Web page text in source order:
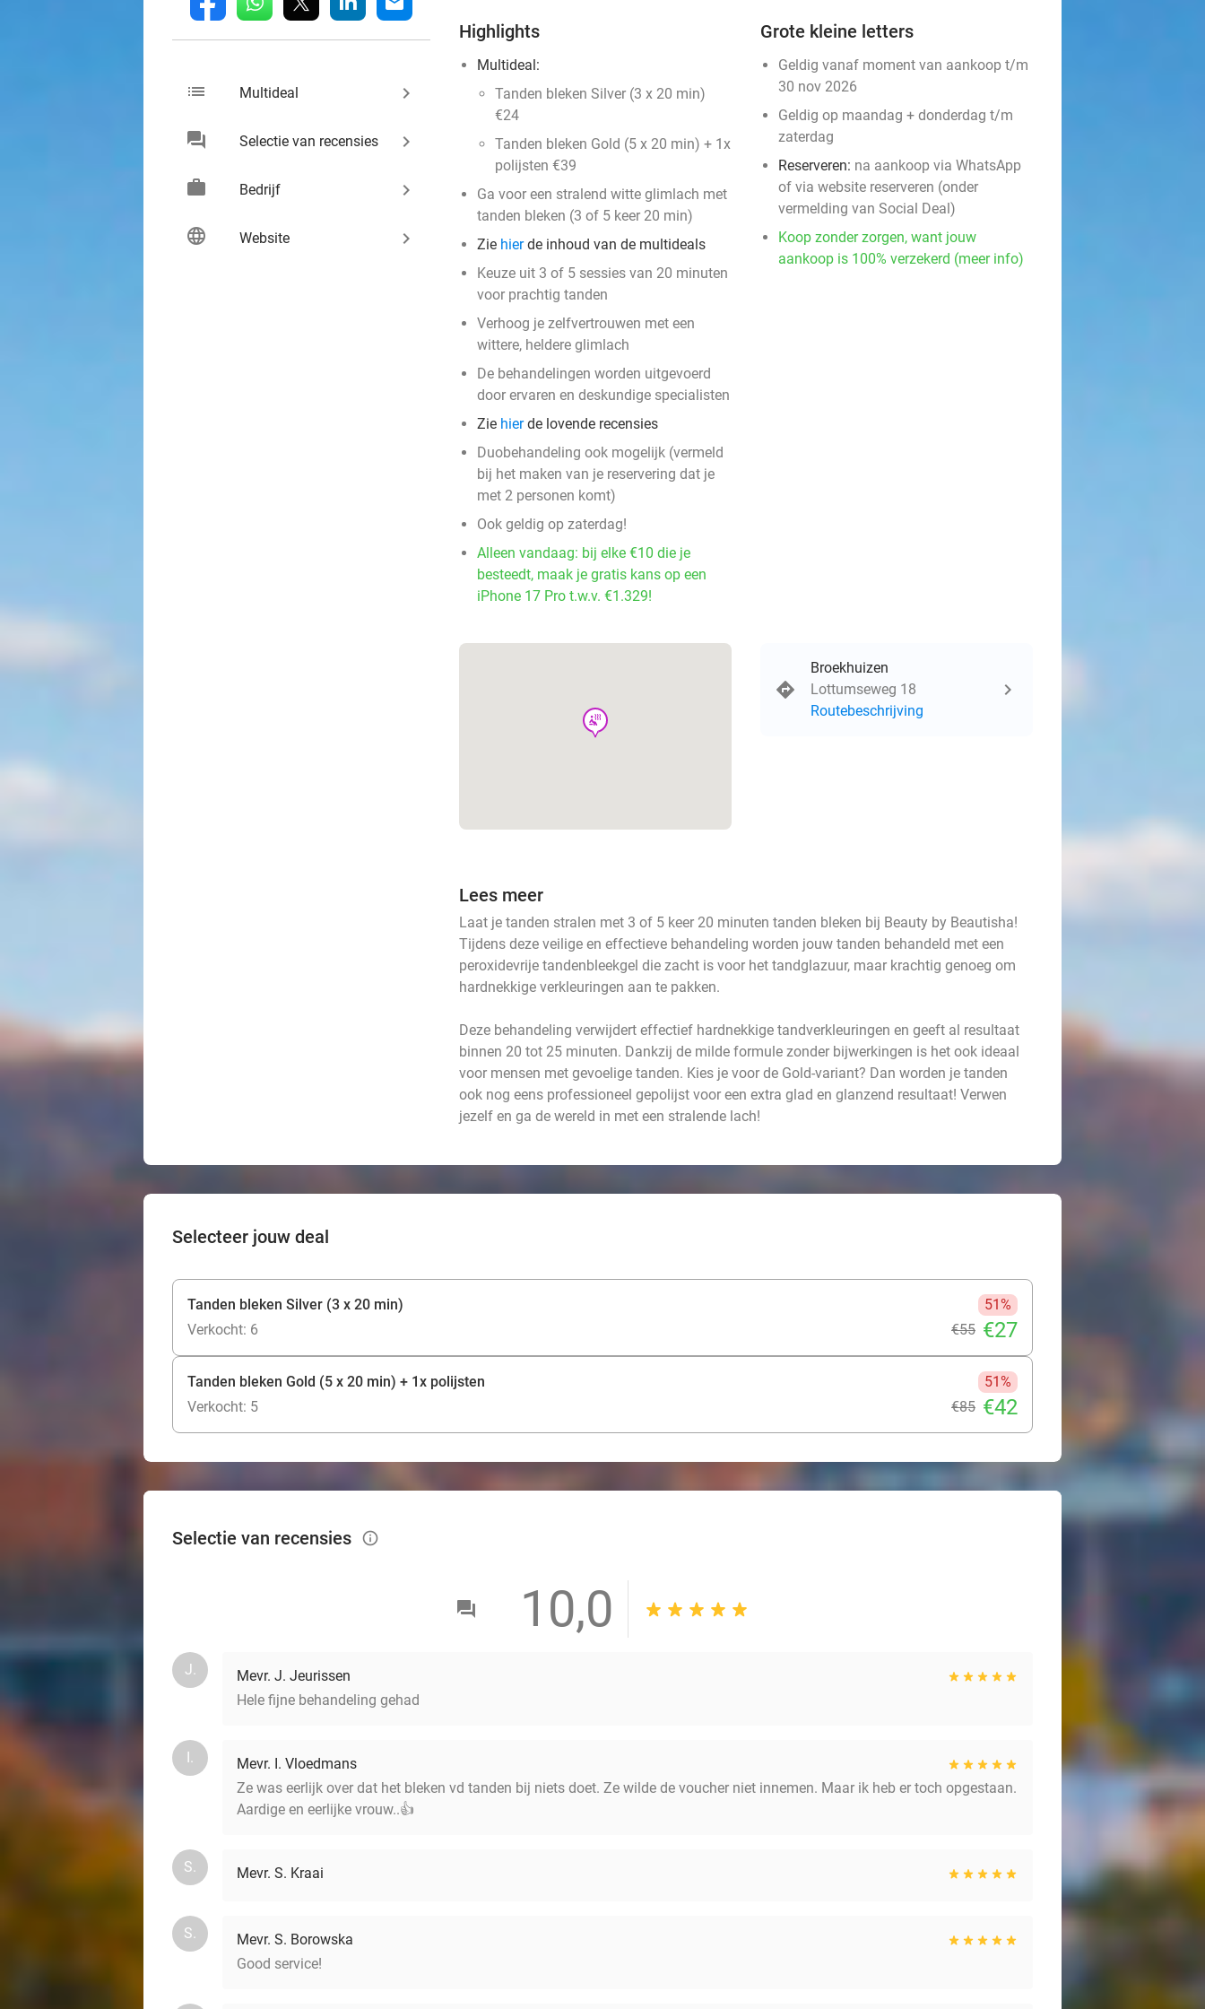
fb
list Multideal keyboard_arrow_right
chat Selectie van recensies keyboard_arrow_right
work Bedrijf keyboard_arrow_right
language Website keyboard_arrow_right
Highlights
Multideal:
Tanden bleken Silver (3 x 20 min)
€24
Tanden bleken Gold (5 x 20 min) + 1x
polijsten €39
Ga voor een stralend witte glimlach met
tanden bleken (3 of 5 keer 20 min)
Zie hierde inhoud van de multideals
Keuze uit 3 of 5 sessies van 20 minuten
voor prachtig tanden
Verhoog je zelfvertrouwen met een
wittere, heldere glimlach
De behandelingen worden uitgevoerd
door ervaren en deskundige specialisten
Zie hierde lovende recensies
Duobehandeling ook mogelijk (vermeld
bij het maken van je reservering dat je
met 2 personen komt)
Ook geldig op zaterdag!
Alleen vandaag: bij elke €10 die je
besteedt, maak je gratis kans op een
iPhone 17 Pro t.w.v. €1.329!
Grote kleine letters
Geldig vanaf moment van aankoop t/m
30 nov 2026
Geldig op maandag + donderdag t/m
zaterdag
Reserveren: na aankoop via WhatsApp
of via website reserveren (onder
vermelding van Social Deal)
Koop zonder zorgen, want jouw
aankoop is 100% verzekerd (meer info)
wellness
Broekhuizen
Lottumseweg 18
Routebeschrijving
Lees meer
Laat je tanden stralen met 3 of 5 keer 20 minuten tanden bleken bij Beauty by Beautisha!
Tijdens deze veilige en effectieve behandeling worden jouw tanden behandeld met een
peroxidevrije tandenbleekgel die zacht is voor het tandglazuur, maar krachtig genoeg om
hardnekkige verkleuringen aan te pakken.
Deze behandeling verwijdert effectief hardnekkige tandverkleuringen en geeft al resultaat
binnen 20 tot 25 minuten. Dankzij de milde formule zonder bijwerkingen is het ook ideaal
voor mensen met gevoelige tanden. Kies je voor de Gold-variant? Dan worden je tanden
ook nog eens professioneel gepolijst voor een extra glad en glanzend resultaat! Verwen
jezelf en ga de wereld in met een stralende lach!
Selecteer jouw deal
Tanden bleken Silver (3 x 20 min)
51%
Verkocht: 6
€55 €27
Tanden bleken Gold (5 x 20 min) + 1x polijsten
51%
Verkocht: 5
€85 €42
Selectie van recensies info_outlined
10,0
J.
Mevr. J. Jeurissen
Hele fijne behandeling gehad
I.
Mevr. I. Vloedmans
Ze was eerlijk over dat het bleken vd tanden bij niets doet. Ze wilde de voucher niet innemen. Maar ik heb er toch opgestaan.
Aardige en eerlijke vrouw..👍
S. Mevr. S. Kraai
S.
Mevr. S. Borowska
Good service!